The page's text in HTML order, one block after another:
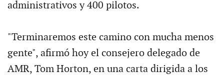
administrativos y 400 pilotos.
"Terminaremos este camino con mucha menos
gente", afirmó hoy el consejero delegado de
AMR, Tom Horton, en una carta dirigida a los